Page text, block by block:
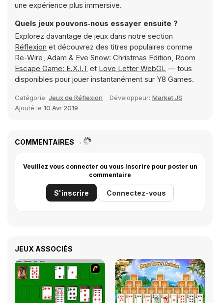
une expérience plus immersive.
Quels jeux pouvons‑nous essayer ensuite ?
Explorez davantage de jeux dans notre section
Réflexion et découvrez des titres populaires comme
Re-Wire, Adam & Eve Snow: Christmas Edition, Room
Escape Game: E.X.I.T et Love Letter WebGL — tous
disponibles pour jouer instantanément sur Y8 Games.
Catégorie: Jeux de Réflexion Développeur: Market JS
Ajouté le 10 Avr 2019
COMMENTAIRES
Veuillez vous connecter ou vous inscrire pour poster un
commentaire
S'inscrire Connectez-vous
JEUX ASSOCIÉS